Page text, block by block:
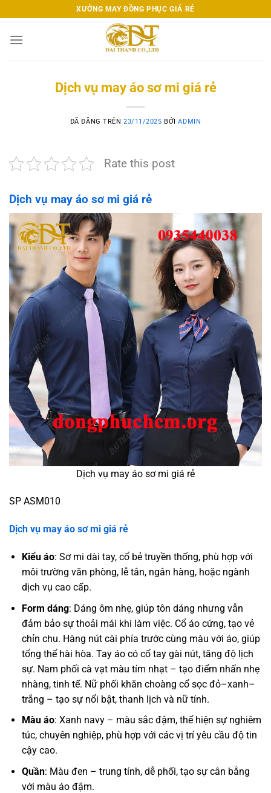
đến
nội
XƯỞNG MAY ĐỒNG PHỤC GIÁ RẺ
Dịch vụ may áo sơ mi giá rẻ
ĐÃ ĐĂNG TRÊN23/11/2025 BỞIADMIN
Rate this post
Dịch vụ may áo sơ mi giá rẻ
Dịch vụ may áo sơ mi giá rẻ
SP ASM010
Dịch vụ may áo sơ mi giá rẻ
Kiểu áo: Sơ mi dài tay, cổ bẻ truyền thống, phù hợp với
môi trường văn phòng, lễ tân, ngân hàng, hoặc ngành
dịch vụ cao cấp.
Form dáng: Dáng ôm nhẹ, giúp tôn dáng nhưng vẫn
đảm bảo sự thoải mái khi làm việc. Cổ áo cứng, tạo vẻ
chỉn chu. Hàng nút cài phía trước cùng màu với áo, giúp
tổng thể hài hòa. Tay áo có cổ tay gài nút, tăng độ lịch
sự. Nam phối cà vạt màu tím nhạt – tạo điểm nhấn nhẹ
nhàng, tinh tế. Nữ phối khăn choàng cổ sọc đỏ–xanh–
trắng – tạo sự nổi bật, thanh lịch và nữ tính.
Màu áo: Xanh navy – màu sắc đậm, thể hiện sự nghiêm
túc, chuyên nghiệp, phù hợp với các vị trí yêu cầu độ tin
cậy cao.
Quần: Màu đen – trung tính, dễ phối, tạo sự cân bằng
với màu áo đậm.